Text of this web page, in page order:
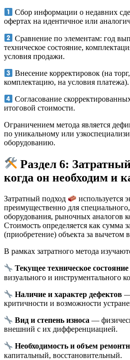
Сбор информации о недавних
офертах на идентичное или
Сравнение по элементам: год
техническое состояние,
условия продажи.
Внесение корректировок (на
комплектацию, на условия платежа).
Согласование
итоговой стоимости.
Ограничением метода является
по уникальному или
оборудованию.
Раздел 6:
когда он необходим и
Затратный подход
используется
преимущественно для
оборудования, рыночных аналогов
Стоимость определяется как сумма
(приобретение) объекта за вычетом
В рамках затратного метода
Текущее техническое состояние
визуального и инструментального
Наличие и характер дефектов —
критичности и возможности
Вид и степень износа —
внешний с их дифференциацией.
Необходимость и объем
капитальный, восстановительный.